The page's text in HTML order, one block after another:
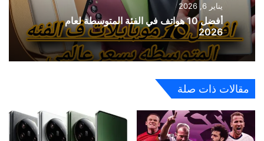
يناير 6, 2026
أفضل 10 هواتف في الفئة المتوسطة لعام
2026
مقالات ذات صلة